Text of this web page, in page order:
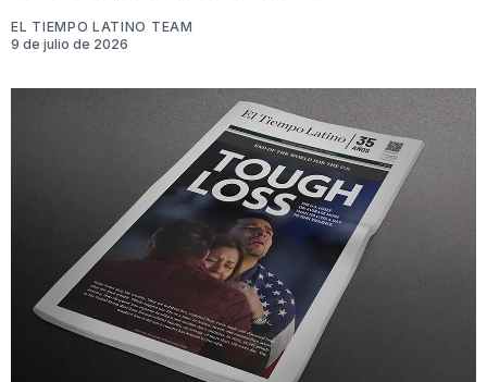
EL TIEMPO LATINO TEAM
9 de julio de 2026